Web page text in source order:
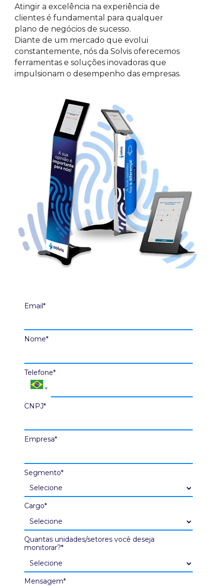
Atingir a excelência na experiência de
clientes é fundamental para qualquer
plano de negócios de sucesso.
Diante de um mercado que evolui
constantemente, nós da Solvis oferecemos
ferramentas e soluções inovadoras que
impulsionam o desempenho das empresas.
Email*
Nome*
Telefone*
CNPJ*
Empresa*
Segmento*
Cargo*
Quantas unidades/setores você deseja
monitorar?*
Mensagem*